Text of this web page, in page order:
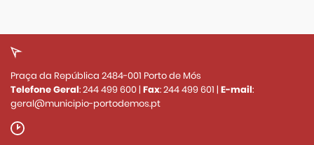
Praça da República 2484-001 Porto de Mós
Telefone Geral:244 499 600| Fax:244 499 601 | E-mail:
geral@municipio-portodemos.pt